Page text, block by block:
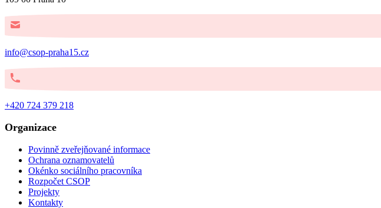
info@csop-praha15.cz
+420 724 379 218
Organizace
Povinně zveřejňované informace
Ochrana oznamovatelů
Okénko sociálního pracovníka
Rozpočet CSOP
Projekty
Kontakty